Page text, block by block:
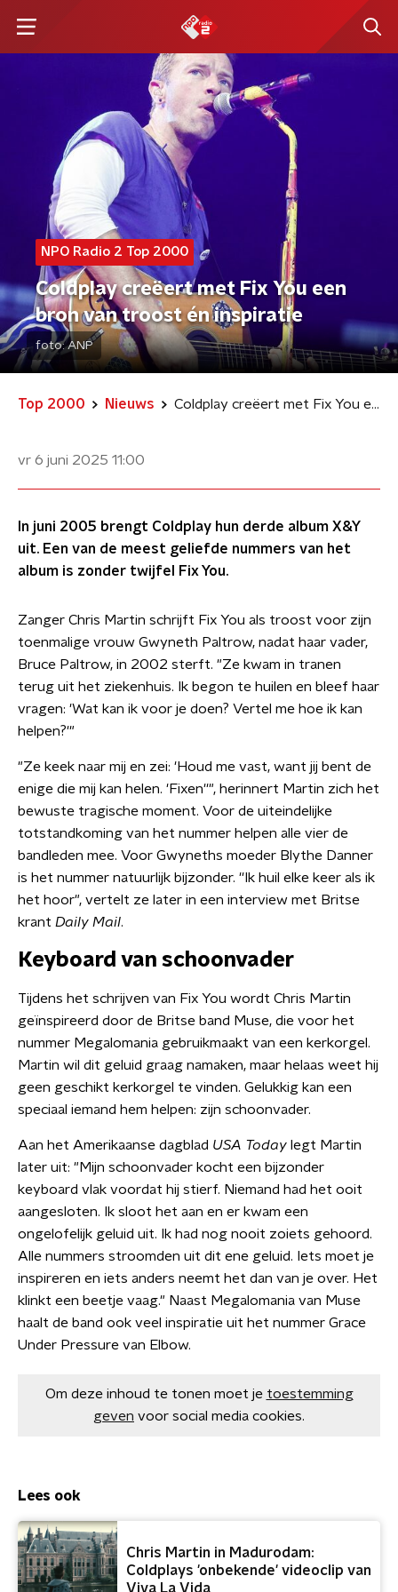
NPO Radio 2 Top 2000
Coldplay creëert met Fix You een
bron van troost én inspiratie
foto:ANP
Top 2000 Nieuws Coldplay creëert met Fix You een bron van troost én inspiratie
vr 6 juni 2025 11:00
In juni 2005 brengt Coldplay hun derde album X&Y
uit. Een van de meest geliefde nummers van het
album is zonder twijfel Fix You.
Zanger Chris Martin schrijft Fix You als troost voor zijn
toenmalige vrouw Gwyneth Paltrow, nadat haar vader,
Bruce Paltrow, in 2002 sterft. "Ze kwam in tranen
terug uit het ziekenhuis. Ik begon te huilen en bleef haar
vragen: 'Wat kan ik voor je doen? Vertel me hoe ik kan
helpen?'"
"Ze keek naar mij en zei: 'Houd me vast, want jij bent de
enige die mij kan helen. 'Fixen''", herinnert Martin zich het
bewuste tragische moment. Voor de uiteindelijke
totstandkoming van het nummer helpen alle vier de
bandleden mee. Voor Gwyneths moeder Blythe Danner
is het nummer natuurlijk bijzonder. ''Ik huil elke keer als ik
het hoor", vertelt ze later in een interview met Britse
krant Daily Mail.
Keyboard van schoonvader
Tijdens het schrijven van Fix You wordt Chris Martin
geïnspireerd door de Britse band Muse, die voor het
nummer Megalomania gebruikmaakt van een kerkorgel.
Martin wil dit geluid graag namaken, maar helaas weet hij
geen geschikt kerkorgel te vinden. Gelukkig kan een
speciaal iemand hem helpen: zijn schoonvader.
Aan het Amerikaanse dagblad USA Today legt Martin
later uit: "Mijn schoonvader kocht een bijzonder
keyboard vlak voordat hij stierf. Niemand had het ooit
aangesloten. Ik sloot het aan en er kwam een
ongelofelijk geluid uit. Ik had nog nooit zoiets gehoord.
Alle nummers stroomden uit dit ene geluid. Iets moet je
inspireren en iets anders neemt het dan van je over. Het
klinkt een beetje vaag." Naast Megalomania van Muse
haalt de band ook veel inspiratie uit het nummer Grace
Under Pressure van Elbow.
Om deze inhoud te tonen moet je toestemming
geven voor social media cookies.
Lees ook
Chris Martin in Madurodam:
Coldplays 'onbekende' videoclip van
Viva La Vida